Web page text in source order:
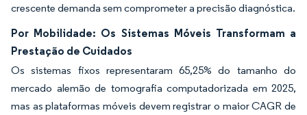
crescente demanda sem comprometer a precisão diagnóstica.
Por Mobilidade: Os Sistemas Móveis Transformam a
Prestação de Cuidados
Os sistemas fixos representaram 65,25% do tamanho do
mercado alemão de tomografia computadorizada em 2025,
mas as plataformas móveis devem registrar o maior CAGR de